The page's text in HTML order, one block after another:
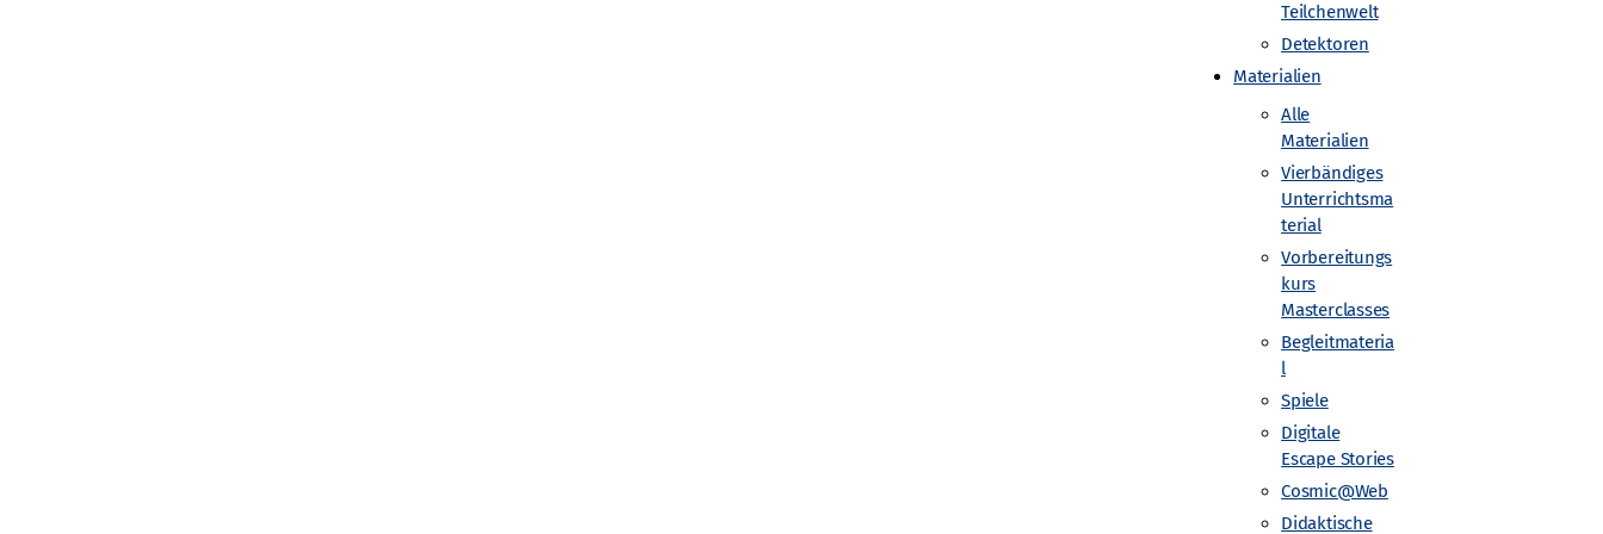
Teilchenwelt
Detektoren
Materialien
Alle
Materialien
Vierbändiges
Unterrichtsma
terial
Vorbereitungs
kurs
Masterclasses
Begleitmateria
l
Spiele
Digitale
Escape Stories
Cosmic@Web
Didaktische
Wenn Sie Ihren Schüler:innen die Teilchenphysik oder die Astroteilchenphysik näher bringen möchten, nehmen Sie Kontakt zum
nächstgelegenen Standort von Netzwerk Teilchenwelt auf. Wir kommen gerne zu einer Masterclass an Ihre Schule oder bringen
Detektoren mit zur Messung kosmischer Teilchen. Die Veranstaltungen sind für Jugendliche ab Klasse 10 geeignet. Wenn Sie Interesse
haben, an Ihrer Einrichtung eine Astro-/Teilchenphysik-Masterclass zu organisieren, wenden Sie sich zur Terminvereinbarung an den